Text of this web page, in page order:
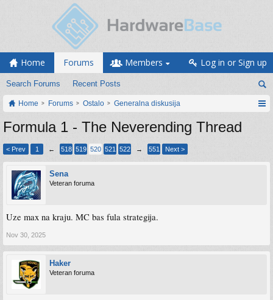
Home Forums
Search Forums Recent Posts
Members Log in or Sign up
Home Forums Ostalo Generalna diskusija
Formula 1 - The Neverending Thread
< Prev 1 ← 518 519 520 521 522 → 551 Next >
Sena
Veteran foruma
Uze max na kraju. MC bas fula strategija.
Nov 30, 2025
Haker
Veteran foruma